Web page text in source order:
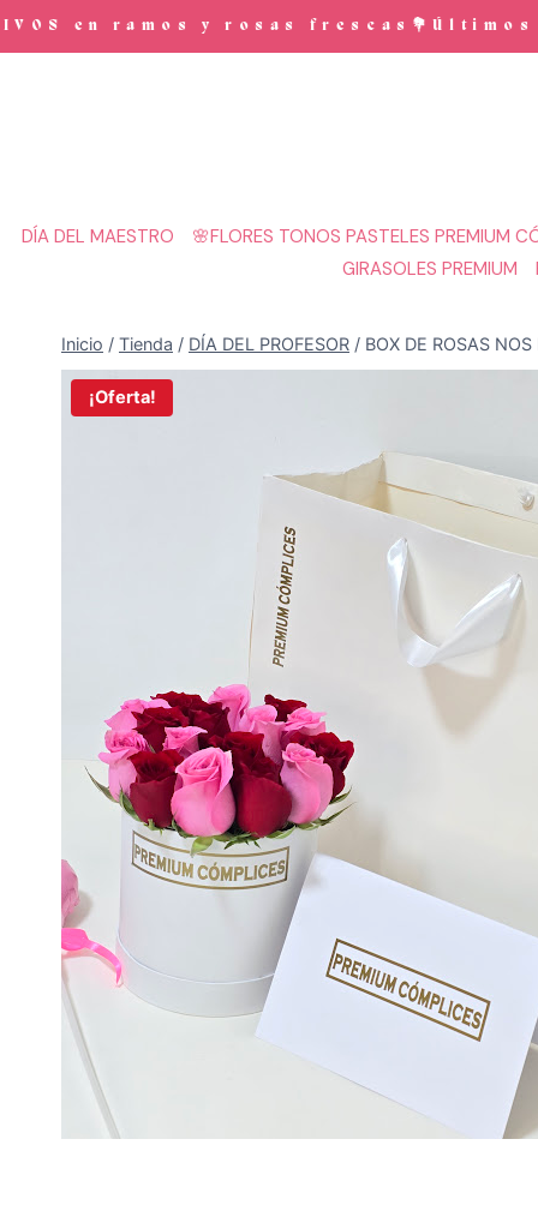
Saltar
al
en ramos y rosas
DÍA DEL MAESTRO 🌸FLORES TONOS PASTELES PREMIUM
GIRASOLES PREMIUM
Inicio / Tienda / DÍA DEL PROFESOR / BOX DE ROSAS
¡Oferta!